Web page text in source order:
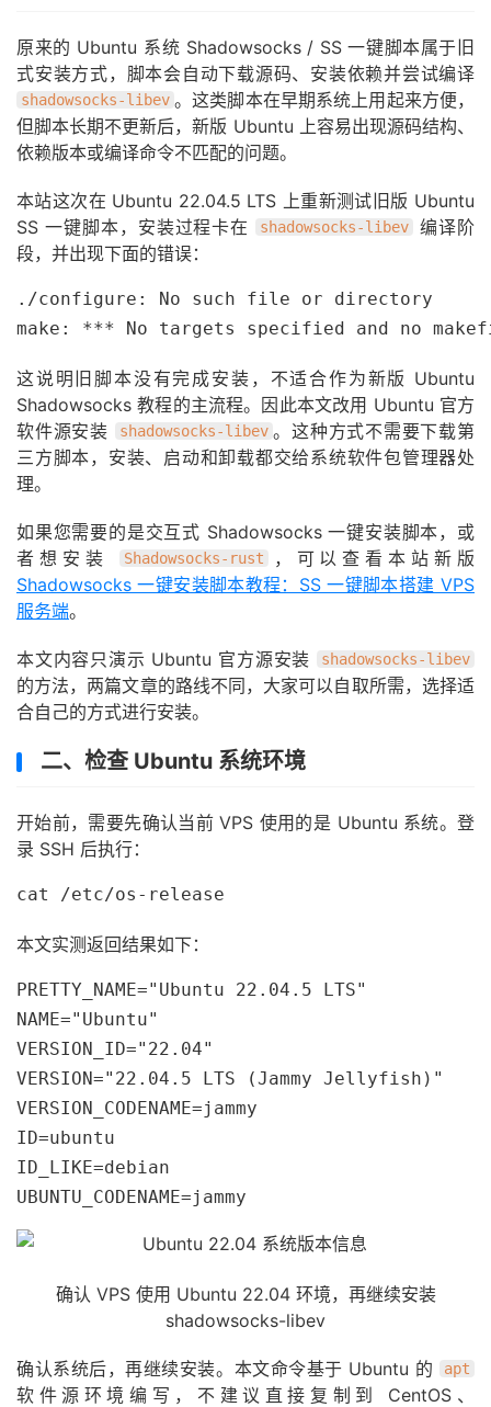
原来的 Ubuntu 系统 Shadowsocks / SS 一键脚本属于旧
式安装方式，脚本会自动下载源码、安装依赖并尝试编译
shadowsocks-libev 。这类脚本在早期系统上用起来方便，
但脚本长期不更新后，新版 Ubuntu 上容易出现源码结构、
依赖版本或编译命令不匹配的问题。
本站这次在 Ubuntu 22.04.5 LTS 上重新测试旧版 Ubuntu
SS 一键脚本，安装过程卡在
shadowsocks-libev
编译阶
段，并出现下面的错误：
./configure: No such file or directory
make: *** No targets specified and no
这说明旧脚本没有完成安装，不适合作为新版 Ubuntu
Shadowsocks 教程的主流程。因此本文改用 Ubuntu 官方
软件源安装
shadowsocks-libev 。这种方式不需要下载第
三方脚本，安装、启动和卸载都交给系统软件包管理器处
理。
如果您需要的是交互式 Shadowsocks 一键安装脚本，或
者想安装
Shadowsocks-rust
，可以查看本站新版
Shadowsocks 一键安装脚本教程：SS 一键脚本搭建 VPS
服务端。
本文内容只演示 Ubuntu 官方源安装 shadowsocks-libev
的方法，两篇文章的路线不同，大家可以自取所需，选择适
合自己的方式进行安装。
二、检查 Ubuntu 系统环境
开始前，需要先确认当前 VPS 使用的是 Ubuntu 系统。登
录 SSH 后执行：
cat /etc/os-release
本文实测返回结果如下：
PRETTY_NAME="Ubuntu 22.04.5 LTS"
NAME="Ubuntu"
VERSION_ID="22.04"
VERSION="22.04.5 LTS (Jammy Jellyfish)"
VERSION_CODENAME=jammy
ID=ubuntu
ID_LIKE=debian
UBUNTU_CODENAME=jammy
确认 VPS 使用 Ubuntu 22.04 环境，再继续安装
shadowsocks-libev
确认系统后，再继续安装。本文命令基于 Ubuntu 的 apt
软件源环境编写，不建议直接复制到 CentOS、